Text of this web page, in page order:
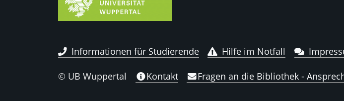
Informationen für Studierende Hilfe im Notfall
© UB Wuppertal Kontakt Fragen an die Bibliothek -